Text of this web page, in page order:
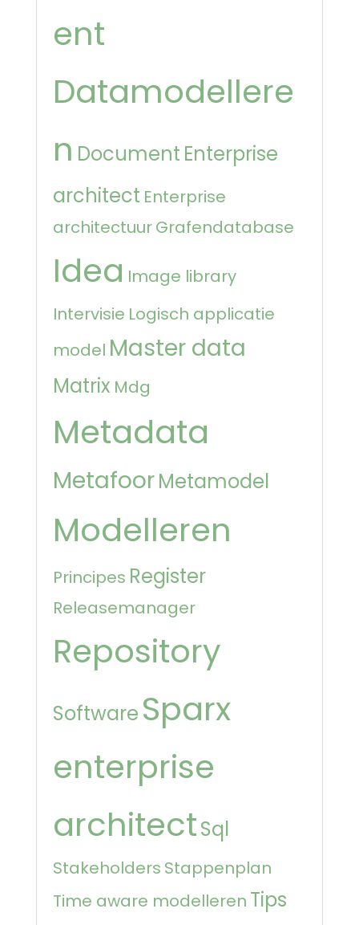
ent
Datamodellere
n Document Enterprise
architect Enterprise
architectuurGrafendatabase
Idea Image library
Intervisie Logisch applicatie
model Master data
Matrix Mdg
Metadata
MetafoorMetamodel
Modelleren
Principes Register
Releasemanager
Repository
Software Sparx
enterprise
architectSql
Stakeholders Stappenplan
Time aware modelleren Tips